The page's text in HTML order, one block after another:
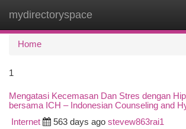
mydirectoryspace
Home
1
Mengatasi Kecemasan Dan Stres dengan
bersama ICH – Indonesian Counseling and
Internet 563 days ago stevew863rai1